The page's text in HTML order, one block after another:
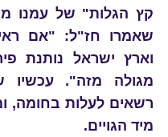
קץ הגלות" של עמנו
שאמרו חז"ל: "אם
וארץ ישראל נותנת
מגולה מזה". עכשיו
רשאים לעלות בחומה,
מיד הגויים.